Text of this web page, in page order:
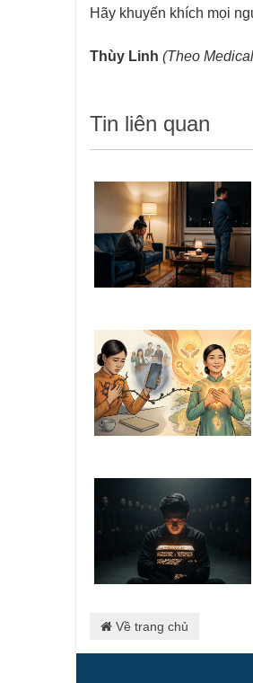
Hãy khuyến khích mọi
Thùy Linh (Theo
Tin liên quan
Về trang chủ